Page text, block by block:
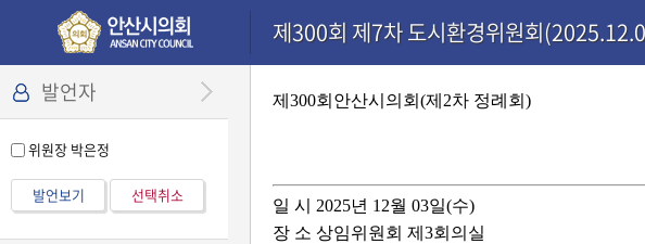
본문으로 바로가기
기능메뉴 메뉴 바로가기
설정메뉴 메뉴 바로가기
제300회 제7차 도시환경위원회
발언자
위원장 박은정
발언보기 선택취소
제300회안산시의회(제2차 정례회)
일 시 2025년 12월 03일(수)
장 소 상임위원회 제3회의실